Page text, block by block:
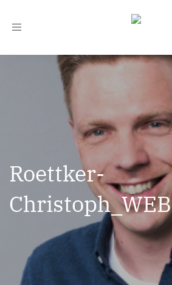
Toggle
Roettker-
Christoph_WEB